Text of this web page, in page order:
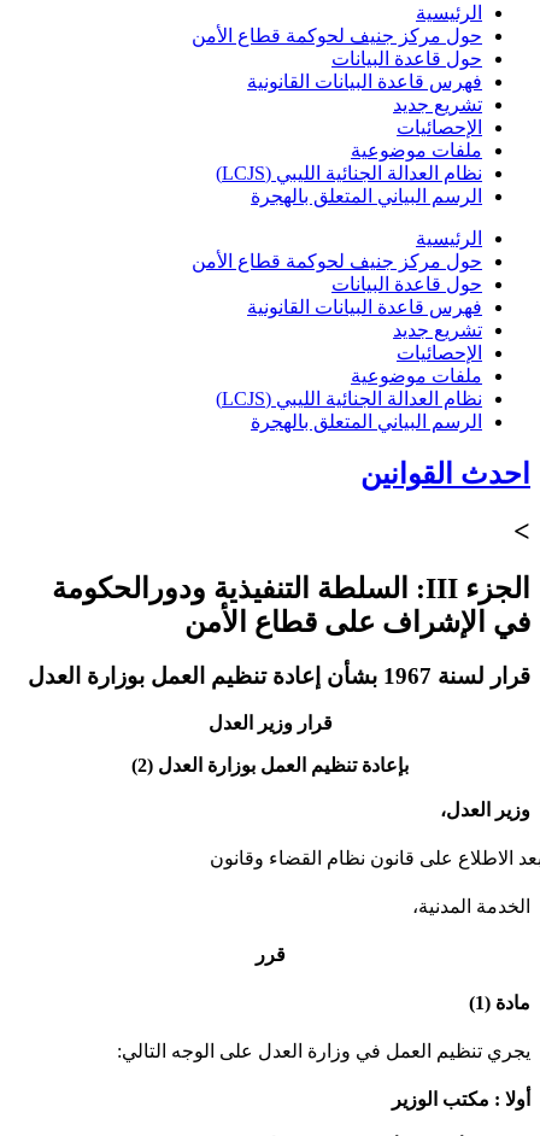
الرئيسية
حول مركز جنيف لحوكمة قطاع الأمن
حول قاعدة البيانات
فهرس قاعدة البيانات القانونية
تشريع جديد
الإحصائيات
ملفات موضوعية
نظام العدالة الجنائية الليبي (LCJS)
الرسم البياني المتعلق بالهجرة
الرئيسية
حول مركز جنيف لحوكمة قطاع الأمن
حول قاعدة البيانات
فهرس قاعدة البيانات القانونية
تشريع جديد
الإحصائيات
ملفات موضوعية
نظام العدالة الجنائية الليبي (LCJS)
الرسم البياني المتعلق بالهجرة
احدث القوانين
>
الجزء III: السلطة التنفيذية ودورالحكومة
في الإشراف على قطاع الأمن
قرار لسنة 1967 بشأن إعادة تنظيم العمل بوزارة العدل
قرار وزير العدل
بإعادة تنظيم العمل بوزارة العدل (2)
وزير العدل،
الاطلاع على قانون نظام القضاء وقانون
الخدمة المدنية،
قرر
مادة (1)
يجري تنظيم العمل في وزارة العدل على الوجه التالي:
أولا : مكتب الوزير